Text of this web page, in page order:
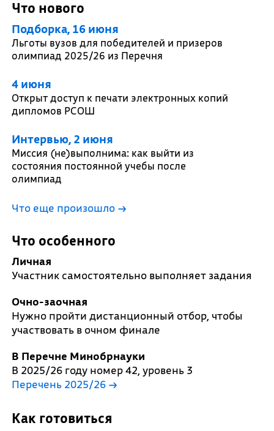
Что нового
Подборка, 16 июня
Льготы вузов для победителей и призеров
олимпиад 2025/26 из Перечня
4 июня
Открыт доступ к печати электронных копий
дипломов РСОШ
Интервью, 2 июня
Миссия (не)выполнима: как выйти из
состояния постоянной учебы после
олимпиад
Что еще произошло →
Что особенного
Личная
Участник самостоятельно выполняет задания
Очно-заочная
Нужно пройти дистанционный отбор, чтобы
участвовать в очном финале
В Перечне Минобрнауки
В 2025/26 году номер 42, уровень 3
Перечень 2025/26 →
Как готовиться